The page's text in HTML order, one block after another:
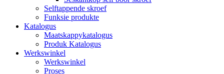
Selftappende skroef
Funksie produkte
Katalogus
Maatskappykatalogus
Produk Katalogus
Werkswinkel
Werkswinkel
Proses